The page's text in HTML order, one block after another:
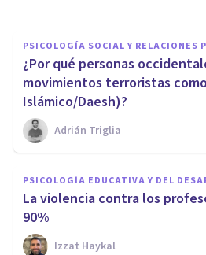
PSICOLOGÍA SOCIAL Y RELACIONES
¿Por qué personas
movimientos terroristas
Islámico/Daesh)?
Adrián Triglia
PSICOLOGÍA EDUCATIVA Y DEL
La violencia contra los
90%
Izzat Haykal
PSICOLOGÍA SOCIAL Y RELACIONES
​¿Tiene límites la
expresión?